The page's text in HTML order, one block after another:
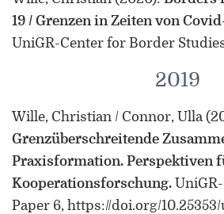
19 / Grenzen in Zeiten von
UniGR-Center for Border
2019
Wille, Christian / Connor, Ulla
Grenzüberschreitende
Praxisformation. Perspektiven
Kooperationsforschung.
Paper 6, https://doi.org/